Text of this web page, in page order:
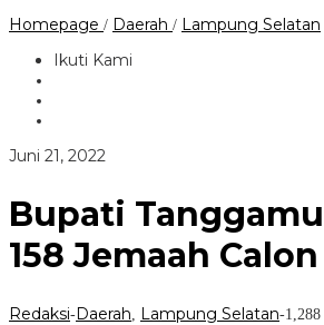
Homepage / Daerah / Lampung Selatan
Ikuti Kami
Juni 21, 2022
Bupati
158 Jemaah
Redaksi-Daerah Lampung Selatan-